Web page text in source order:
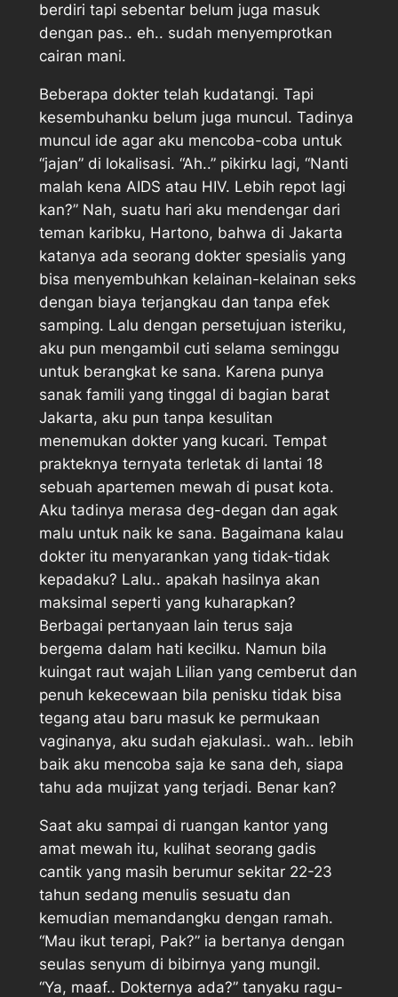
berdiri tapi sebentar belum juga masuk
dengan pas.. eh.. sudah menyemprotkan
cairan mani.
Beberapa dokter telah kudatangi. Tapi
kesembuhanku belum juga muncul. Tadinya
muncul ide agar aku mencoba-coba untuk
“jajan” di lokalisasi. “Ah..” pikirku lagi, “Nanti
malah kena AIDS atau HIV. Lebih repot lagi
kan?” Nah, suatu hari aku mendengar dari
teman karibku, Hartono, bahwa di Jakarta
katanya ada seorang dokter spesialis yang
bisa menyembuhkan kelainan-kelainan seks
dengan biaya terjangkau dan tanpa efek
samping. Lalu dengan persetujuan isteriku,
aku pun mengambil cuti selama seminggu
untuk berangkat ke sana. Karena punya
sanak famili yang tinggal di bagian barat
Jakarta, aku pun tanpa kesulitan
menemukan dokter yang kucari. Tempat
prakteknya ternyata terletak di lantai 18
sebuah apartemen mewah di pusat kota.
Aku tadinya merasa deg-degan dan agak
malu untuk naik ke sana. Bagaimana kalau
dokter itu menyarankan yang tidak-tidak
kepadaku? Lalu.. apakah hasilnya akan
maksimal seperti yang kuharapkan?
Berbagai pertanyaan lain terus saja
bergema dalam hati kecilku. Namun bila
kuingat raut wajah Lilian yang cemberut dan
penuh kekecewaan bila penisku tidak bisa
tegang atau baru masuk ke permukaan
vaginanya, aku sudah ejakulasi.. wah.. lebih
baik aku mencoba saja ke sana deh, siapa
tahu ada mujizat yang terjadi. Benar kan?
Saat aku sampai di ruangan kantor yang
amat mewah itu, kulihat seorang gadis
cantik yang masih berumur sekitar 22-23
tahun sedang menulis sesuatu dan
kemudian memandangku dengan ramah.
“Mau ikut terapi, Pak?” ia bertanya dengan
seulas senyum di bibirnya yang mungil.
“Ya, maaf.. Dokternya ada?” tanyaku ragu-